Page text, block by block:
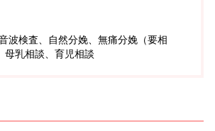
波検査、自然分娩、無痛分娩（要相
母乳相談、育児相談